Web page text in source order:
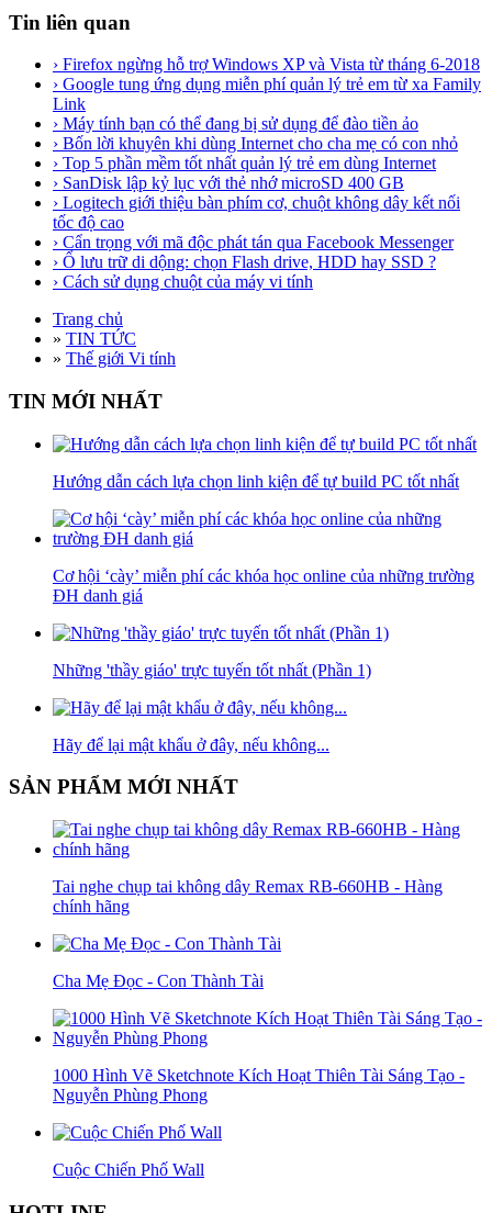
Tin liên quan
› Firefox ngừng hỗ trợ Windows XP và Vista từ tháng 6-2018
› Google tung ứng dụng miễn phí quản lý trẻ em từ xa Family
Link
› Máy tính bạn có thể đang bị sử dụng để đào tiền ảo
› Bốn lời khuyên khi dùng Internet cho cha mẹ có con nhỏ
› Top 5 phần mềm tốt nhất quản lý trẻ em dùng Internet
› SanDisk lập kỷ lục với thẻ nhớ microSD 400 GB
› Logitech giới thiệu bàn phím cơ, chuột không dây kết nối
tốc độ cao
› Cẩn trọng với mã độc phát tán qua Facebook Messenger
› Ổ lưu trữ di dộng: chọn Flash drive, HDD hay SSD ?
› Cách sử dụng chuột của máy vi tính
Trang chủ
» TIN TỨC
» Thế giới Vi tính
TIN MỚI NHẤT
Hướng dẫn cách lựa chọn linh kiện để tự build PC tốt nhất
Cơ hội ‘cày’ miễn phí các khóa học online của những trường
ĐH danh giá
Những 'thầy giáo' trực tuyến tốt nhất (Phần 1)
Hãy để lại mật khẩu ở đây, nếu không...
SẢN PHẨM MỚI NHẤT
Tai nghe chụp tai không dây Remax RB-660HB - Hàng
chính hãng
Cha Mẹ Đọc - Con Thành Tài
1000 Hình Vẽ Sketchnote Kích Hoạt Thiên Tài Sáng Tạo -
Nguyễn Phùng Phong
Cuộc Chiến Phố Wall